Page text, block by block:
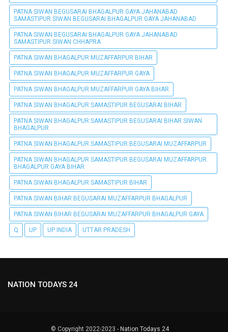
PATNA SIWAN BEGUSARAI BHAGALPUR GAYA JAHANABAD
SAMASTIPUR SIWAN BEGUSARAI BHAGALPUR GAYA JAHANABAD
PATNA SIWAN BEGUSARAI BHAGALPUR GAYA JAHANABAD
SAMASTIPUR SIWAN CHHAPRA
PATNA SIWAN BHAGALPUR MUZAFFARPUR BIHAR
PATNA SIWAN BHAGALPUR MUZAFFARPUR GAYA
PATNA SIWAN BHAGALPUR MUZAFFARPUR GAYA BIHAR
PATNA SIWAN BHAGALPUR SAMASTIPUR BEGUSARAI BIHAR
PATNA SIWAN BHAGALPUR SAMASTIPUR BEGUSARAI BIHAR SIWAN
BHAGALPUR
PATNA SIWAN BHAGALPUR SAMASTIPUR BEGUSARAI MUZAFFARPUR
PATNA SIWAN BHAGALPUR SAMASTIPUR BEGUSARAI MUZAFFARPUR
BHAGALPUR GAYA BIHAR
PATNA SIWAN BHAGALPUR SAMASTIPUR BIHAR
PATNA SIWAN BIHAR BEGUSARAI MUZAFFARPUR BHAGALPUR
PATNA SIWAN BIHAR BEGUSARAI MUZAFFARPUR BHAGALPUR GAYA
Q UP UP INDIA UTTAR PRADESH
NATION TODAYS 24
© Copyright 2022-2023 - Nation Todays 24